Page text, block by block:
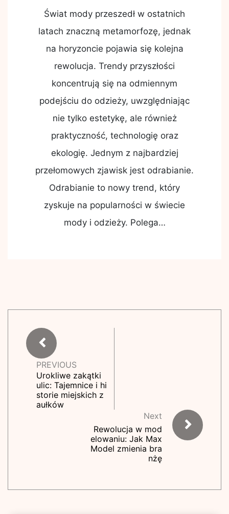
Świat mody przeszedł w ostatnich
latach znaczną metamorfozę, jednak
na horyzoncie pojawia się kolejna
rewolucja. Trendy przyszłości
koncentrują się na odmiennym
podejściu do odzieży, uwzględniając
nie tylko estetykę, ale również
praktyczność, technologię oraz
ekologię. Jednym z najbardziej
przełomowych zjawisk jest odrabianie.
Odrabianie to nowy trend, który
zyskuje na popularności w świecie
mody i odzieży. Polega…
PREVIOUS
Urokliwe zakątki
ulic: Tajemnice i hi
storie miejskich z
aułków
Next
Rewolucja w mod
elowaniu: Jak Max
Model zmienia bra
nżę